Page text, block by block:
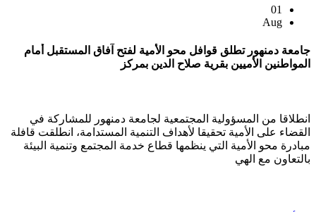
01
Aug
جامعة دمنهور تطلق قوافل محو الأمية لفتح آفاق المستقبل أمام
المواطنين الأميين بقرية صلاح الدين بمركز
انطلاقا من المسؤولية المجتمعية لجامعة دمنهور للمشاركة في
القضاء على الأمية تحقيقا لأهداف التنمية المستدامة، انطلقت قافلة
مبادرة محو الأمية التي ينظمها قطاع خدمة المجتمع وتنمية البيئة
بالتعاون مع الهي